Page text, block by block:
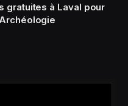
gratuites à Laval pour